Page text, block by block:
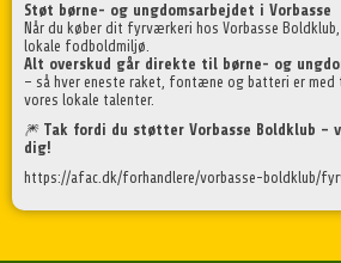
Støt børne- og ungdomsarbejdet i Vorbasse
Når du køber dit fyrværkeri hos Vorbasse
lokale fodboldmiljø.
Alt overskud går direkte til børne- og
– så hver eneste raket, fontæne og batteri er
vores lokale talenter.
🎆 Tak fordi du støtter Vorbasse Boldklub
dig!
https://afac.dk/forhandlere/vorbasse-boldklub/